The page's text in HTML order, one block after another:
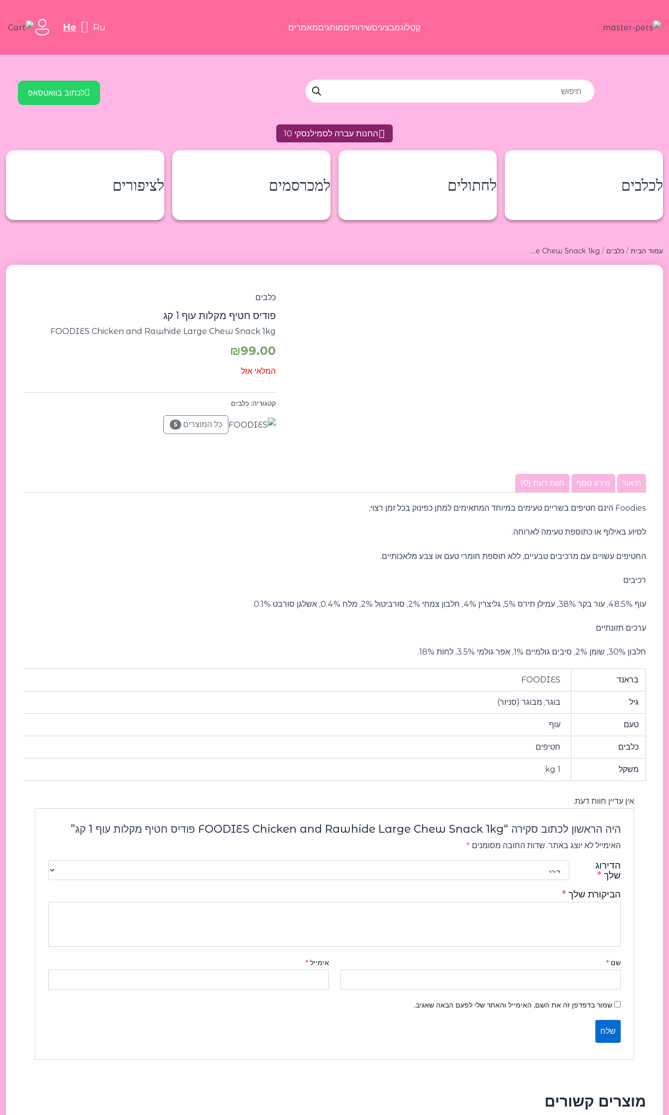
לתוכן
ru
he קָטָלוֹגמבצעיםשירותיםמותגיםמאמרים
Products
search
לכתוב בוואטסאפ
החנות עברה לסמילנסקי 10
לכלבים לחתולים למכרסמים לציפורים
עמוד הבית/ כלבים / FOODIES Chicken and Rawhide Large Chew Snack 1kg פודיס חטיף מקלות עוף 1 קג
כלבים
פודיס חטיף מקלות עוף 1 קג
FOODIES Chicken and Rawhide Large Chew Snack 1kg
₪99.00
המלאי אזל
קטגוריה:כלבים
כל המוצרים 5
תיאור מידע נוסף חוות דעת (0)
Foodies הינם חטיפים בשריים טעימים במיוחד המתאימים למתן כפינוק בכל זמן רצוי,
לסיוע באילוף או כתוספת טעימה לארוחה.
החטיפים עשויים עם מרכיבים טבעיים, ללא תוספת חומרי טעם או צבע מלאכותיים.
רכיבים
עוף 48.5%, עור בקר 38%, עמילן תירס 5%, גליצרין 4%, חלבון צמחי 2%, סורביטול 2%, מלח 0.4%, אשלגן סורבט 0.1%.
ערכים תזונתיים
חלבון 30%, שומן 2%, סיבים גולמיים 1%, אפר גולמי 3.5%, לחות 18%.
בראנד FOODIES
גיל בוגר, מבוגר (סניור)
טעם עוף
כלבים חטיפים
משקל 1 kg
אין עדיין חוות דעת.
היה הראשון לכתוב סקירה “FOODIES Chicken and Rawhide Large Chew Snack 1kg פודיס חטיף מקלות עוף 1 קג”
האימייל לא יוצג באתר. שדות החובה מסומנים*
הדירוג
שלך*
הביקורת שלך*
שם* אימייל*
שמור בדפדפן זה את השם, האימייל והאתר שלי לפעם הבאה שאגיב.
מוצרים קשורים